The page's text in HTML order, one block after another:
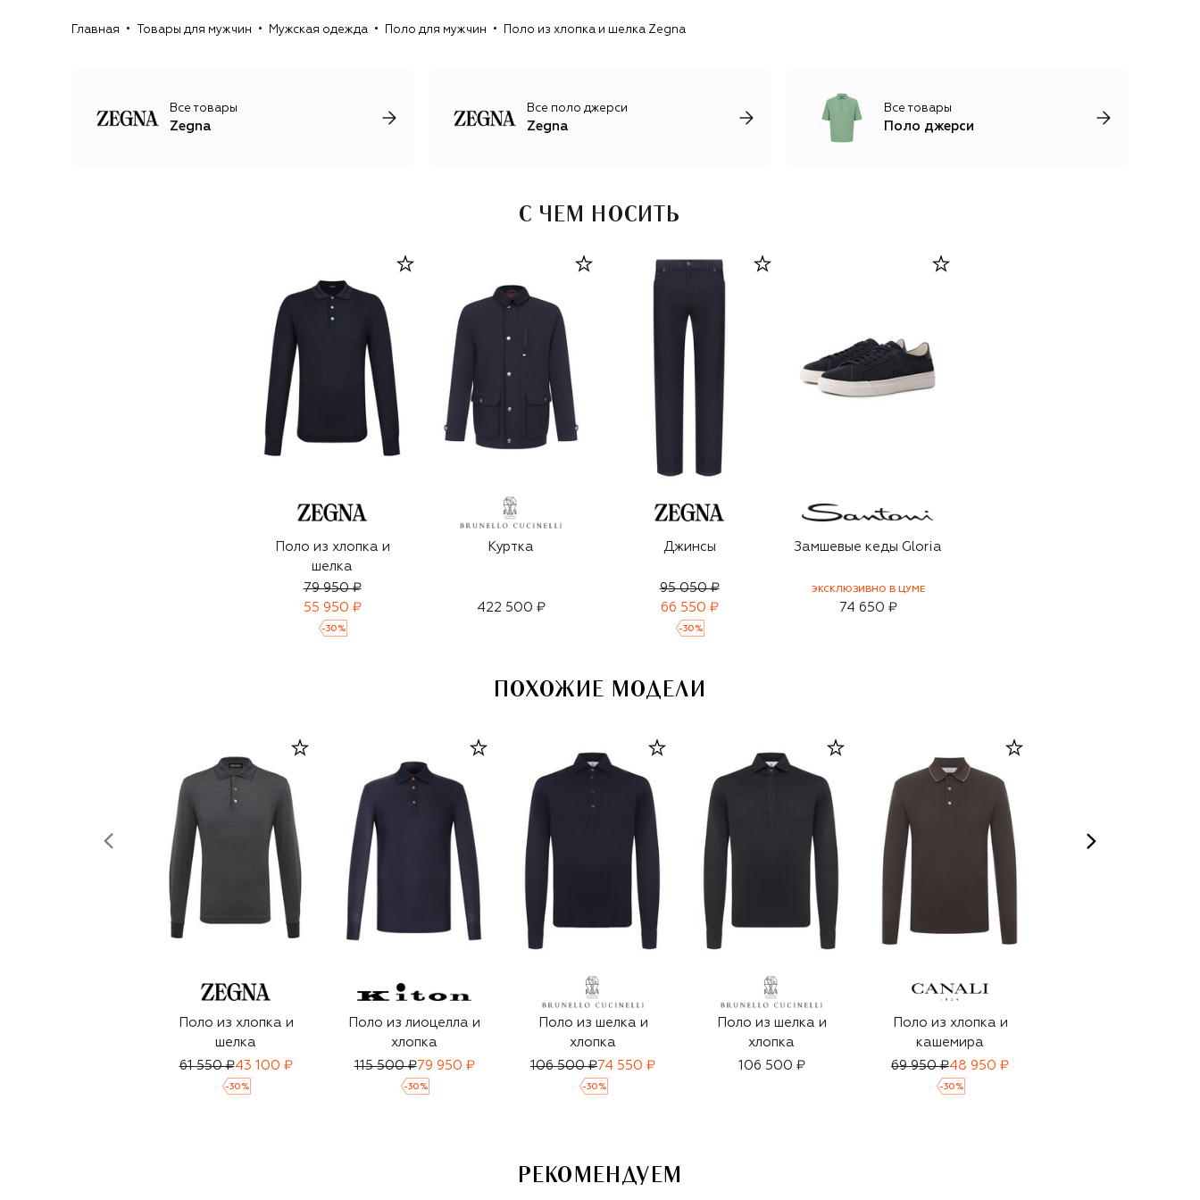
Главная Товары для мужчин Мужская одежда Поло для мужчин Поло из хлопка и шелка Zegna
Все товары
Zegna
Все поло джерси
Zegna
Все товары
Поло джерси
С ЧЕМ НОСИТЬ
Поло из хлопка и
шелка
79 950 ₽
55 950 ₽
-30 %
Куртка
422 500 ₽
Джинсы
95 050 ₽
66 550 ₽
-30 %
Замшевые кеды Gloria
ЭКСКЛЮЗИВНО В ЦУМЕ
74 650 ₽
ПОХОЖИЕ МОДЕЛИ
Поло из хлопка и
шелка
61 550 ₽43 100 ₽
-30 %
Поло из лиоцелла и
хлопка
115 500 ₽79 950 ₽
-30 %
Поло из шелка и
хлопка
106 500 ₽74 550 ₽
-30 %
Поло из шелка и
хлопка
106 500 ₽
Поло из хлопка и
кашемира
69 950 ₽48 950 ₽
-30 %
РЕКОМЕНДУЕМ